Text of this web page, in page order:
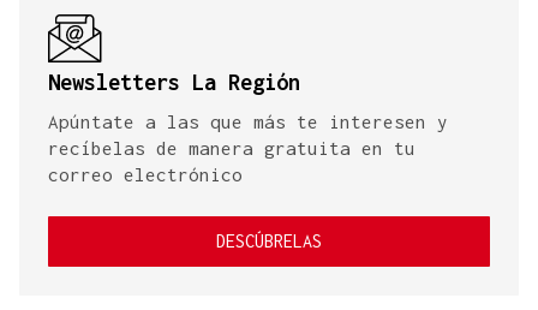
Newsletters La Región
Apúntate a las que más te interesen y
recíbelas de manera gratuita en tu
correo electrónico
DESCÚBRELAS